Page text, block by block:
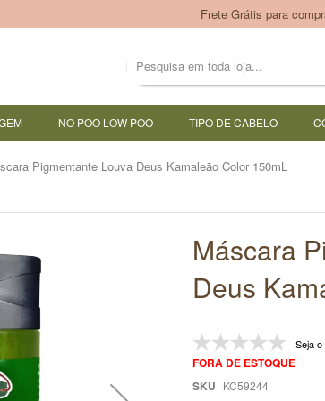
Frete Grátis para
NO POO LOW POO TIPO DE CABELO
Pigmentante Louva Deus Kamaleão Color 150mL
Máscara
Deus
Seja
FORA DE ESTOQUE
SKU KC59244